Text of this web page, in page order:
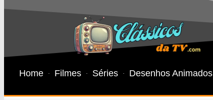
Home Filmes Séries Desenhos Animados